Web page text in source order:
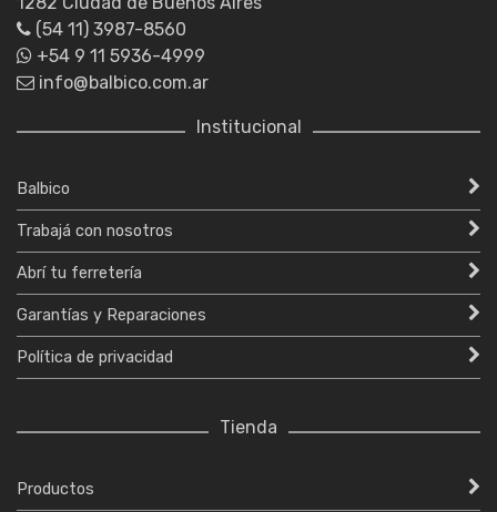
(54 11) 3987-8560
+54 9 11 5936-4999
info@balbico.com.ar
Institucional
Balbico
Trabajá con nosotros
Abrí tu ferretería
Garantías y Reparaciones
Política de privacidad
Tienda
Productos